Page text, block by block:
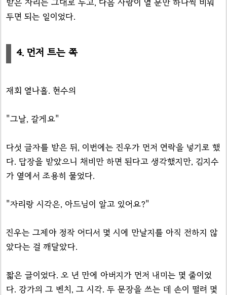
받은 자리는 그대로 두고, 다음 사람이 열 문만 하나씩 비워
두면 되는 일이었다.
4. 먼저 트는 쪽
재회 열나흘. 현수의
"그날, 갈게요"
다섯 글자를 받은 뒤, 이번에는 진우가 먼저 연락을 넣기로 했
다. 답장을 받았으니 채비만 하면 된다고 생각했지만, 김지수
가 옆에서 조용히 물었다.
"자리랑 시각은, 아드님이 알고 있어요?"
진우는 그제야 정작 어디서 몇 시에 만날지를 아직 전하지 않
았다는 걸 깨달았다.
짧은 글이었다. 오 년 만에 아버지가 먼저 내미는 몇 줄이었
다. 강가의 그 벤치, 그 시각. 두 문장을 쓰는 데 손이 떨려 몇